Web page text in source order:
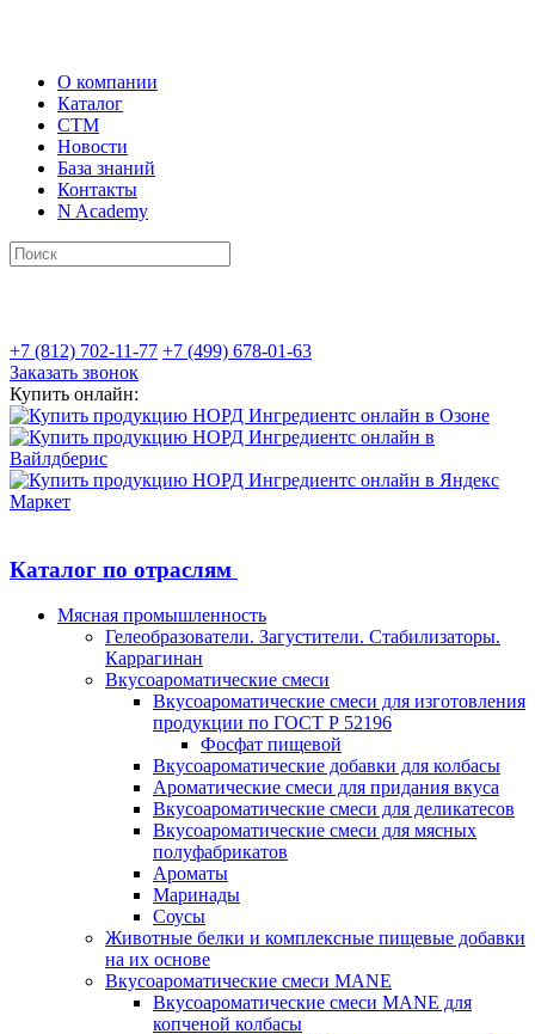
О компании
Каталог
СТМ
Новости
База знаний
Контакты
N Academy
+7 (812) 702-11-77 +7 (499) 678-01-63
Заказать звонок
Купить онлайн:
Каталог по отраслям
Мясная промышленность
Гелеобразователи. Загустители. Стабилизаторы.
Каррагинан
Вкусоароматические смеси
Вкусоароматические смеси для изготовления
продукции по ГОСТ Р 52196
Фосфат пищевой
Вкусоароматические добавки для колбасы
Ароматические смеси для придания вкуса
Вкусоароматические смеси для деликатесов
Вкусоароматические смеси для мясных
полуфабрикатов
Ароматы
Маринады
Соусы
Животные белки и комплексные пищевые добавки
на их основе
Вкусоароматические смеси MANE
Вкусоароматические смеси MANE для
копченой колбасы